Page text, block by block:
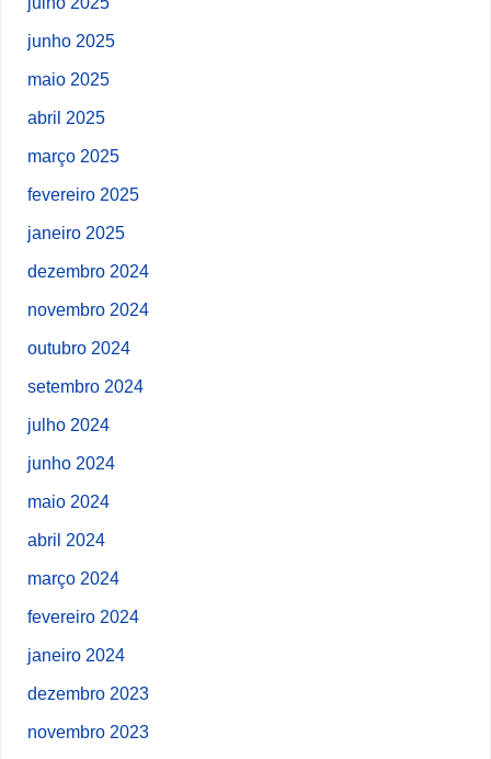
junho 2025
maio 2025
abril 2025
março 2025
fevereiro 2025
janeiro 2025
dezembro 2024
novembro 2024
outubro 2024
setembro 2024
julho 2024
junho 2024
maio 2024
abril 2024
março 2024
fevereiro 2024
janeiro 2024
dezembro 2023
novembro 2023